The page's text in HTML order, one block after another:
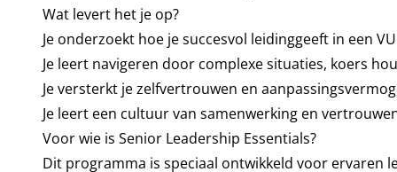
Wat levert het je op?
Je onderzoekt hoe je succesvol leidinggeeft in een
Je leert navigeren door complexe situaties, koers
Je versterkt je zelfvertrouwen en
Je leert een cultuur van samenwerking en
Voor wie is Senior Leadership Essentials?
Dit programma is speciaal ontwikkeld voor ervaren